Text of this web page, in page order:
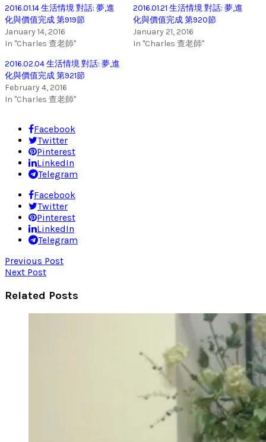
2016.01.14 生活情境 對話: 夢,進
化與價值完成 第919節
January 14, 2016
In "Charles 查老師"
2016.01.21 生活情境 對話: 夢,進
化與價值完成 第920節
January 21, 2016
In "Charles 查老師"
2016.02.04 生活情境 對話: 夢,進
化與價值完成 第921節
February 4, 2016
In "Charles 查老師"
Facebook
Twitter
Pinterest
LinkedIn
Telegram
Facebook
Twitter
Pinterest
LinkedIn
Telegram
Previous Post
Next Post
Related Posts